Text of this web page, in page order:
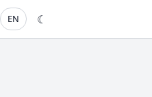
☾
EN